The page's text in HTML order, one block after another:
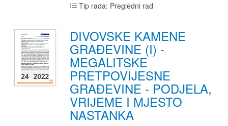
Tip rada: Pregledni rad
DIVOVSKE KAMENE
GRAĐEVINE (I) -
MEGALITSKE
PRETPOVIJESNE
GRAĐEVINE - PODJELA,
VRIJEME I MJESTO
NASTANKA